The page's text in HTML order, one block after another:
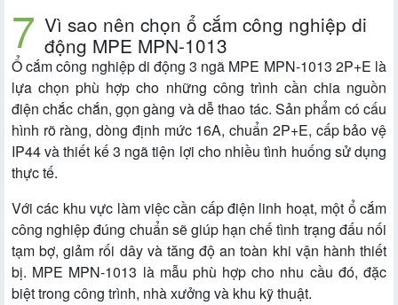
Vì sao nên chọn ổ cắm công nghiệp di
động MPE MPN-1013
Ổ cắm công nghiệp di động 3 ngã MPE MPN-1013 2P+E là
lựa chọn phù hợp cho những công trình cần chia nguồn
điện chắc chắn, gọn gàng và dễ thao tác. Sản phẩm có cấu
hình rõ ràng, dòng định mức 16A, chuẩn 2P+E, cấp bảo vệ
IP44 và thiết kế 3 ngã tiện lợi cho nhiều tình huống sử dụng
thực tế.
Với các khu vực làm việc cần cấp điện linh hoạt, một ổ cắm
công nghiệp đúng chuẩn sẽ giúp hạn chế tình trạng đấu nối
tạm bợ, giảm rối dây và tăng độ an toàn khi vận hành thiết
bị. MPE MPN-1013 là mẫu phù hợp cho nhu cầu đó, đặc
biệt trong công trình, nhà xưởng và khu kỹ thuật.